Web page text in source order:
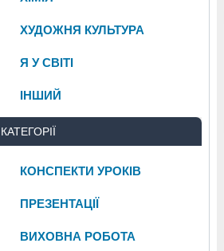
ХУДОЖНЯ КУЛЬТУРА
Я У СВІТІ
ІНШИЙ
КАТЕГОРІЇ
КОНСПЕКТИ УРОКІВ
ПРЕЗЕНТАЦІЇ
ВИХОВНА РОБОТА